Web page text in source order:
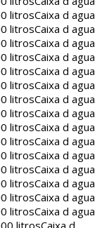
litrosCaixa d agua
litrosCaixa d agua
litrosCaixa d agua
litrosCaixa d agua
litrosCaixa d agua
litrosCaixa d agua
litrosCaixa d agua
litrosCaixa d agua
litrosCaixa d agua
litrosCaixa d agua
litrosCaixa d agua
litrosCaixa d agua
litrosCaixa d agua
litrosCaixa d agua
litrosCaixa d agua